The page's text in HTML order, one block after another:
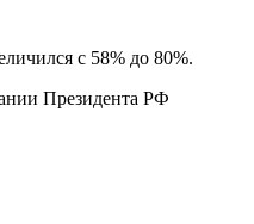
с 58% до 80%.
Президента РФ